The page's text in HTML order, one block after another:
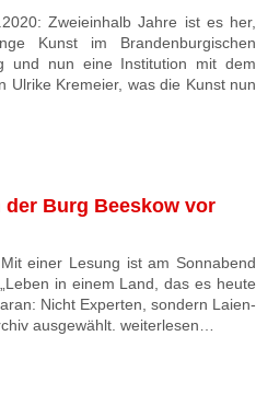
Zweieinhalb Jahre ist es her,
Kunst im Brandenburgischen
und nun eine Institution mit dem
Ulrike Kremeier, was die Kunst nun
der Burg Beeskow vor
einer Lesung ist am Sonnabend
in einem Land, das es heute
Nicht Experten, sondern Laien-
ausgewählt. weiterlesen…